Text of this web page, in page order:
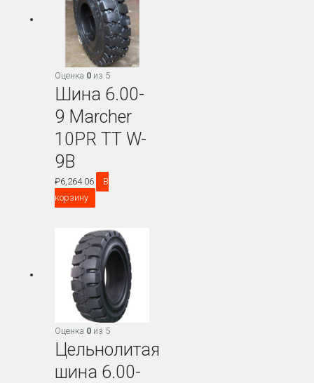
Оценка 0 из 5
Шина 6.00-
9 Marcher
10PR TT W-
9B
₽6,264.06
В
корзину
Оценка 0 из 5
Цельнолитая
шина 6.00-